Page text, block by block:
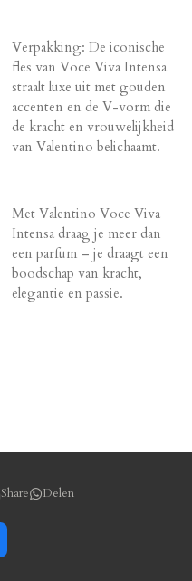
Verpakking: De iconische
fles van Voce Viva Intensa
straalt luxe uit met gouden
accenten en de V-vorm die
de kracht en vrouwelijkheid
van Valentino belichaamt.
Met Valentino Voce Viva
Intensa draag je meer dan
een parfum – je draagt een
boodschap van kracht,
elegantie en passie.
Share Delen